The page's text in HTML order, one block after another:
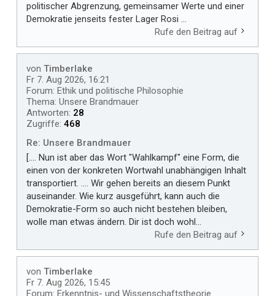
politischer Abgrenzung, gemeinsamer Werte und einer
Demokratie jenseits fester Lager Rosi ...
Rufe den Beitrag auf
von Timberlake
Fr 7. Aug 2026, 16:21
Forum: Ethik und politische Philosophie
Thema: Unsere Brandmauer
Antworten: 28
Zugriffe: 468
Re: Unsere Brandmauer
[.... Nun ist aber das Wort "Wahlkampf" eine Form, die
einen von der konkreten Wortwahl unabhängigen Inhalt
transportiert. .... Wir gehen bereits an diesem Punkt
auseinander. Wie kurz ausgeführt, kann auch die
Demokratie-Form so auch nicht bestehen bleiben,
wolle man etwas ändern. Dir ist doch wohl...
Rufe den Beitrag auf
von Timberlake
Fr 7. Aug 2026, 15:45
Forum: Erkenntnis- und Wissenschaftstheorie